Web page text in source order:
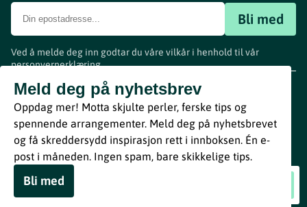
Jo Berger Myhre i Bruddet
Bli med
Ved å melde deg inn godtar du våre vilkår i henhold til vår
personvernerklæring.
Meld deg på nyhetsbrev
Oppdag mer! Motta skjulte perler, ferske tips og
spennende arrangementer. Meld deg på nyhetsbrevet
og få skreddersydd inspirasjon rett i innboksen. Én e-
post i måneden. Ingen spam, bare skikkelige tips.
Bli med
www.visitvestfold.com
Turistinformasjon
Vestfold Fylkeskommune
ByBreakfast